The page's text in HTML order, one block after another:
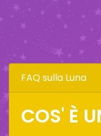
FAQ sulla Luna
COS' È